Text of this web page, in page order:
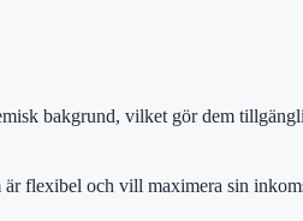
bakgrund, vilket gör dem
flexibel och vill maximera sin